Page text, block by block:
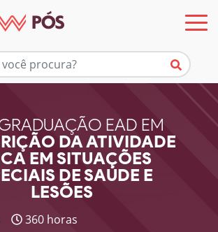
EAD EM
DA ATIVIDADE
EM SITUAÇÕES
DE SAÚDE E
LESÕES
360 horas
Mais informações